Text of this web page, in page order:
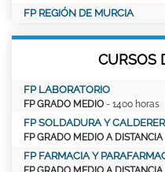
FP REGIÓN DE MURCIA
CURSOS
FP LABORATORIO
FP GRADO MEDIO - 1400 horas
FP SOLDADURA Y
FP GRADO MEDIO A DISTANCIA
FP FARMACIA Y